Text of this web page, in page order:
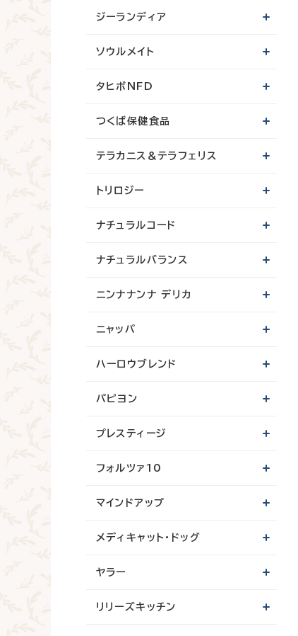
ジーランディア
ソウルメイト
タヒボNFD
つくば保健食品
テラカニス＆テラフェリス
トリロジー
ナチュラルコード
ナチュラルバランス
ニンナナンナ デリカ
ニャッパ
ハーロウブレンド
パピヨン
プレスティージ
フォルツァ10
マインドアップ
メディキャット・ドッグ
ヤラー
リリーズキッチン